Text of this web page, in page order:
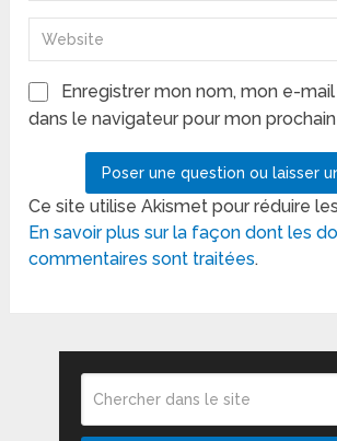
Enregistrer mon nom, mon e-
dans le navigateur pour mon
Ce site utilise Akismet pour réduire
En savoir plus sur la façon dont les
commentaires sont traitées.